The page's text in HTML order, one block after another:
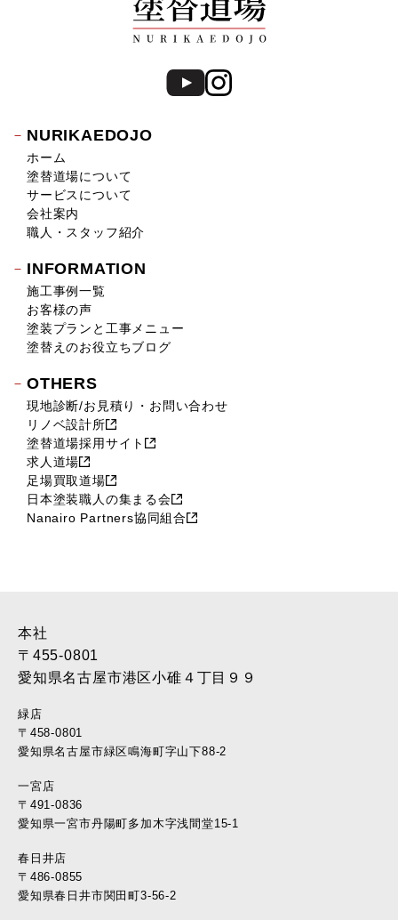
NURIKAEDOJO
ホーム
塗替道場について
サービスについて
会社案内
職人・スタッフ紹介
INFORMATION
施工事例一覧
お客様の声
塗装プランと工事メニュー
塗替えのお役立ちブログ
OTHERS
現地診断/お見積り・お問い合わせ
リノベ設計所
塗替道場採用サイト
求人道場
足場買取道場
日本塗装職人の集まる会
Nanairo Partners協同組合
本社
〒455-0801
愛知県名古屋市港区小碓４丁目９９
緑店
〒458-0801
愛知県名古屋市緑区鳴海町字山下88-2
一宮店
〒491-0836
愛知県一宮市丹陽町多加木字浅間堂15-1
春日井店
〒486-0855
愛知県春日井市関田町3-56-2